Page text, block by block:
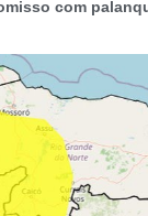
com